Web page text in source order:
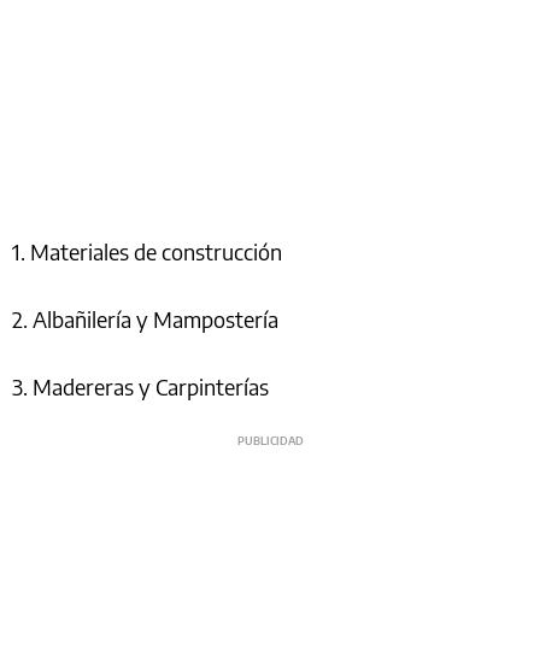
1. Materiales de construcción
2. Albañilería y Mampostería
3. Madereras y Carpinterías